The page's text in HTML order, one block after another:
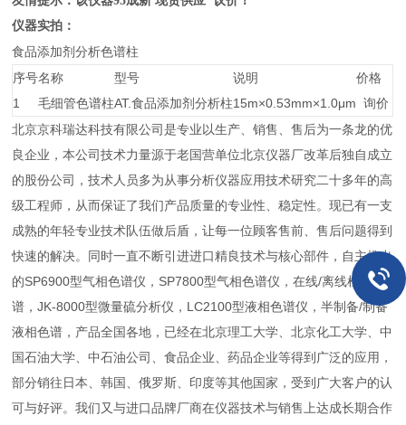
仪器实拍：
食品添加剂分析色谱柱
序号名称 型号 说明
价格
1
毛细管色谱柱AT.食品添加剂分析柱15m×0.53mm×1.0μm 询价
北京京科瑞达科技有限公司是专业以生产、销售、售后为一条龙的优
良企业，本公司技术力量源于老国营单位北京仪器厂改革后独自成立
的股份公司，技术人员多为从事分析仪器应用技术研究二十多年的高
级工程师，从而保证了我们产品质量的专业性、稳定性。现已有一支
成熟的年轻专业技术队伍做后盾，让每一位顾客售前、售后问题得到
快速的解决。同时一直不断引进进口精良技术与核心部件，自主推出
的SP6900型气相色谱仪，SP7800型气相色谱仪，在线/离线检测色
谱，JK-8000型微量硫分析仪，LC2100型液相色谱仪，半制备/制备
液相色谱，产品全国各地，已经在北京理工大学、北京化工大学、中
国石油大学、中石油公司、食品企业、药品企业等得到广泛的应用，
部分销往日本、韩国、俄罗斯、印度等其他国家，受到广大客户的认
可与好评。我们又与进口品牌厂商在仪器技术与销售上达成长期合作